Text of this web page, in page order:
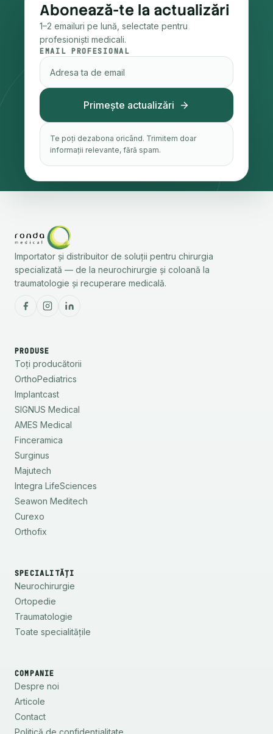
Abonează-te la actualizări
1–2 emailuri pe lună, selectate pentru
profesioniști medicali.
EMAIL PROFESIONAL
Primește actualizări
Te poți dezabona oricând. Trimitem doar
informații relevante, fără spam.
Importator și distribuitor de soluții pentru chirurgia
specializată — de la neurochirurgie și coloană la
traumatologie și recuperare medicală.
PRODUSE
Toți producătorii
OrthoPediatrics
Implantcast
SIGNUS Medical
AMES Medical
Finceramica
Surginus
Majutech
Integra LifeSciences
Seawon Meditech
Curexo
Orthofix
SPECIALITĂȚI
Neurochirurgie
Ortopedie
Traumatologie
Toate specialitățile
COMPANIE
Despre noi
Articole
Contact